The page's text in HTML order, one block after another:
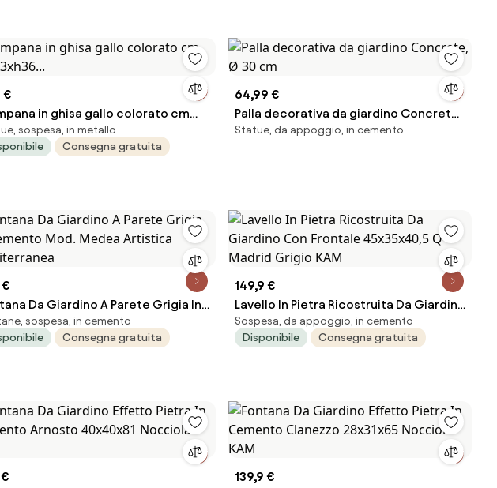
€
in ghisa gallo colorato cm
sospesa, in metallo
Consegna gratuita
64,99 €
Palla decorativa da giardino Concrete,
Ø 30 cm
Statue, da appoggio, in cemento
€
Da Giardino A Parete Grigia In
Mod. Medea Artistica
sospesa, in cemento
Consegna gratuita
149,9 €
Lavello In Pietra Ricostruita Da Giardino
Con Frontale 45x35x40,5 Q-Madrid
Grigio KAM
Sospesa, da appoggio, in cemento
Disponibile
Consegna gratuita
€
139,9 €